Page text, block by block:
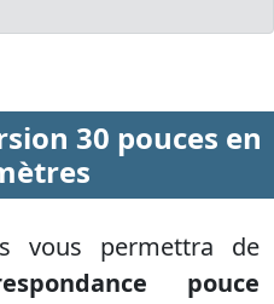
30 pouces en
vous permettra de
pouce